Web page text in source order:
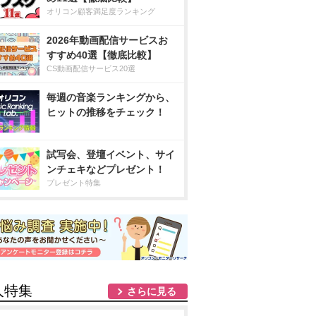
オリコン顧客満足度ランキング
2026年動画配信サービスお
すすめ40選【徹底比較】
CS動画配信サービス20選
毎週の音楽ランキングから、
ヒットの推移をチェック！
試写会、登壇イベント、サイ
ンチェキなどプレゼント！
プレゼント特集
特集 さらに見る